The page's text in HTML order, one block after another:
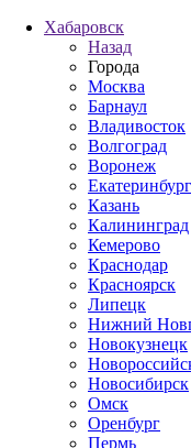
Хабаровск
Назад
Города
Москва
Барнаул
Владивосток
Волгоград
Воронеж
Екатеринбург
Казань
Калининград
Кемерово
Краснодар
Красноярск
Липецк
Нижний
Новокузнецк
Новосибирск
Омск
Оренбург
Пермь